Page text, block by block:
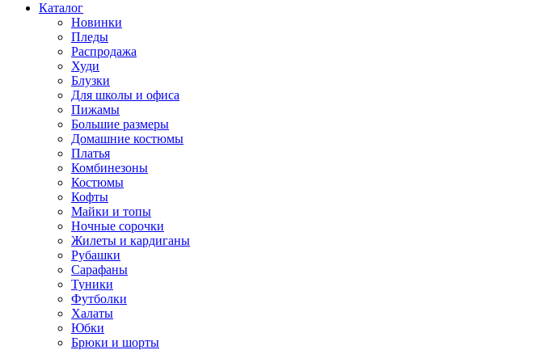
Каталог
Новинки
Пледы
Распродажа
Худи
Блузки
Для школы и офиса
Пижамы
Большие размеры
Домашние костюмы
Платья
Комбинезоны
Костюмы
Кофты
Майки и топы
Ночные сорочки
Жилеты и кардиганы
Рубашки
Сарафаны
Туники
Футболки
Халаты
Юбки
Брюки и шорты